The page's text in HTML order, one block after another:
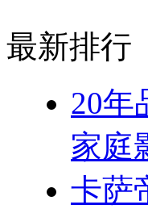
最新排行
20年
家庭
卡萨